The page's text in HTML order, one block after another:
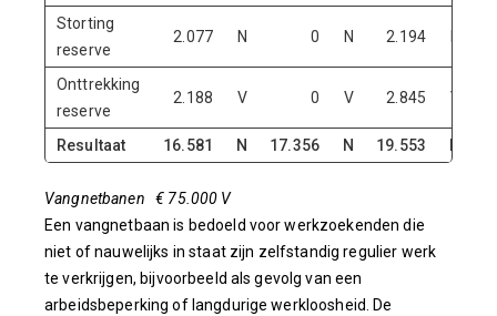
Storting
reserve
2.077 N 0 N 2.194
Onttrekking
reserve
2.188 V 0 V 2.845 V
Resultaat 16.581 N 17.356 N 19.553
Vangnetbanen € 75.000 V
Een vangnetbaan is bedoeld voor werkzoekenden die
niet of nauwelijks in staat zijn zelfstandig regulier werk
te verkrijgen, bijvoorbeeld als gevolg van een
arbeidsbeperking of langdurige werkloosheid. De